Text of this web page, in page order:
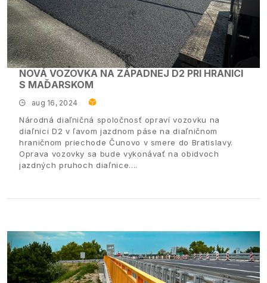
NOVÁ VOZOVKA NA ZÁPADNEJ D2 PRI HRANICI
S MAĎARSKOM
aug 16, 2024
Národná diaľničná spoločnosť opraví vozovku na
diaľnici D2 v ľavom jazdnom páse na diaľničnom
hraničnom priechode Čunovo v smere do Bratislavy.
Oprava vozovky sa bude vykonávať na obidvoch
jazdných pruhoch diaľnice.